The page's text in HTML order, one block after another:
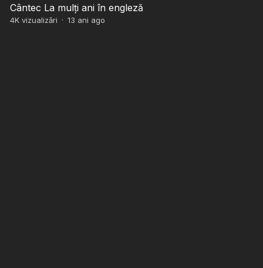
Cântec La mulți ani în engleză
4Kvizualizări · 13 ani ago